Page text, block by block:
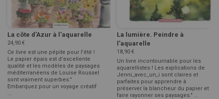
La côte d'Azur à l'aquarelle
24,90 €
Ce livre est une pépite pour l'été !
Le papier épais est d'excellente
qualité et les modèles de paysages
méditerranéens de Louise Roussel
sont vraiment superbes."
Embarquez pour un voyage créatif
...
La lumière. Peindre à
l'aquarelle
18,90 €
Un livre incontournable pour les
aquarellistes ! Les explications de
Jenni_avec_un_i sont claires et
parfaites pour apprendre à
préserver la blancheur du papier et
faire rayonner ses paysages." ...